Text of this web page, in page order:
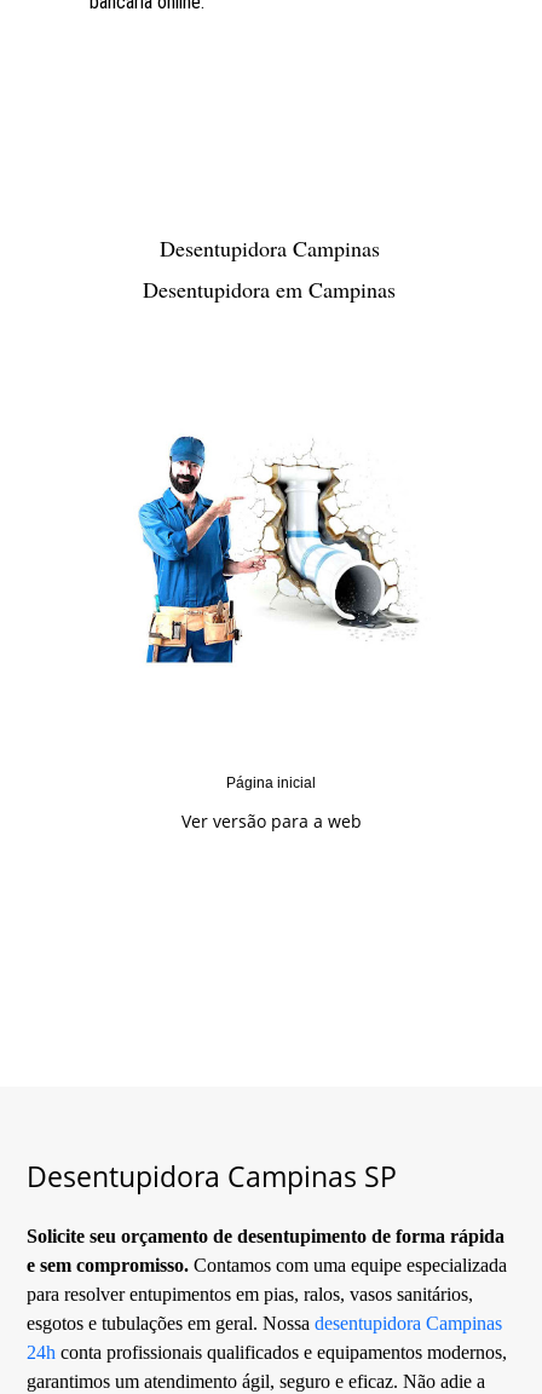
Desentupidora Campinas
Desentupidora em Campinas
Página inicial
Ver versão para a web
Desentupidora Campinas SP
Solicite seu orçamento de desentupimento de forma rápida
e sem compromisso. Contamos com uma equipe especializada
para resolver entupimentos em pias, ralos, vasos sanitários,
esgotos e tubulações em geral. Nossadesentupidora Campinas
24h conta profissionais qualificados e equipamentos modernos,
garantimos um atendimento ágil, seguro e eficaz. Não adie a